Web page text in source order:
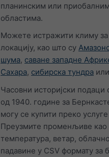
планинским или
областима.
Можете истражити климу за
локацију, као што су
шума, саване западне
Сахара, сибирска тундра
Часовни историјски подаци
од 1940. године за
могу се купити преко
Преузмите променљиве као
температура, ветар,
падавине у CSV формату за